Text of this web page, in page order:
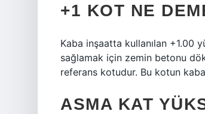
+1 KOT NE
Kaba inşaatta kullanılan +1.00
sağlamak için zemin betonu
referans kotudur. Bu kotun
ASMA KAT